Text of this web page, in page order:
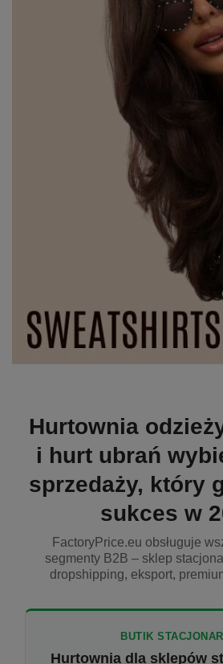
Hurtownia
i hurt ubrań
sprzedaży, który
sukces w
FactoryPrice.eu obsługuje
segmenty B2B – sklep
dropshipping, eksport,
BUTIK
Hurtownia dla sklepów